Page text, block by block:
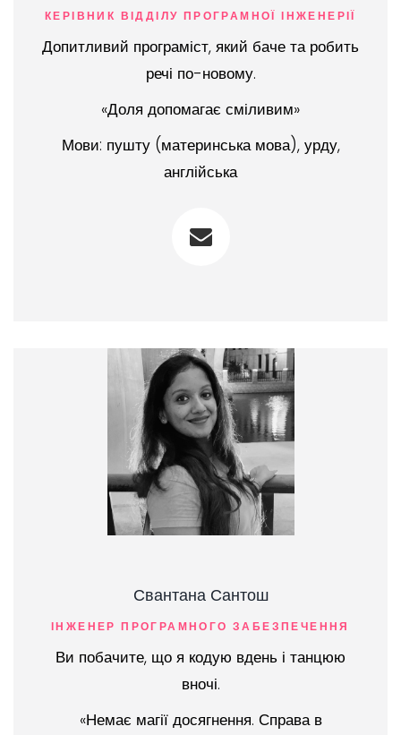
КЕРІВНИК ВІДДІЛУ ПРОГРАМНОЇ ІНЖЕНЕРІЇ
Допитливий програміст, який баче та робить
речі по-новому.
«Доля допомагає сміливим»
Мови: пушту (материнська мова), урду,
англійська
Свантана Сантош
ІНЖЕНЕР ПРОГРАМНОГО ЗАБЕЗПЕЧЕННЯ
Ви побачите, що я кодую вдень і танцюю
вночі.
«Немає магії досягнення. Справа в